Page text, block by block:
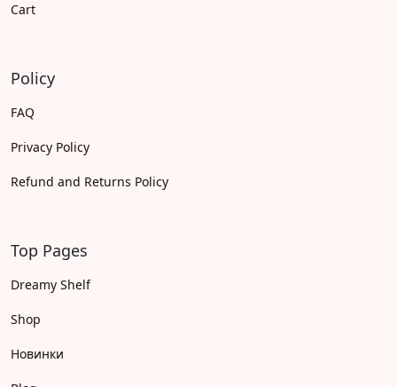
Cart
Policy
FAQ
Privacy Policy
Refund and Returns Policy
Top Pages
Dreamy Shelf
Shop
Новинки